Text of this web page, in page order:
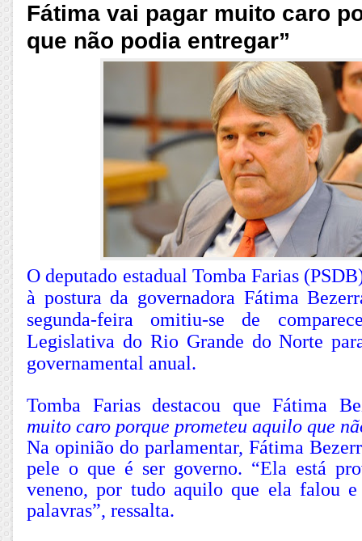
Fátima vai pagar muito caro
que não podia entregar”
O deputado estadual Tomba Farias
à postura da governadora Fátima
segunda-feira omitiu-se de
Legislativa do Rio Grande do Norte
governamental anual.
Tomba Farias destacou que Fátima
muito caro porque prometeu aquilo que
Na opinião do parlamentar, Fátima
pele o que é ser governo. “Ela está
veneno, por tudo aquilo que ela falou e
palavras”, ressalta.